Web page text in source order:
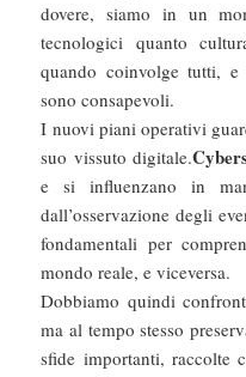
dovere, siamo in un
tecnologici quanto
quando coinvolge tutti, e
sono consapevoli.
I nuovi piani operativi
suo vissuto digitale.
e si influenzano in
dall’osservazione degli
fondamentali per
mondo reale, e viceversa.
Dobbiamo quindi
ma al tempo stesso
sfide importanti, raccolte